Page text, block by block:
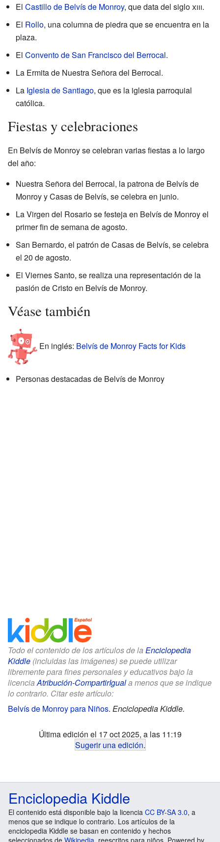
El Castillo de Belvís de Monroy, que data del sigloxiii.
El Rollo, una columna de piedra que se encuentra en la
plaza.
El Convento de San Francisco del Berrocal.
La Ermita de Nuestra Señora del Berrocal.
La Iglesia de Santiago, que es la iglesia parroquial
católica.
Fiestas y celebraciones
En Belvís de Monroy se celebran varias fiestas a lo largo
del año:
Nuestra Señora del Berrocal, la patrona de Belvís de
Monroy y Casas de Belvís, se celebra en junio.
La Virgen del Rosario se festeja en Belvís de Monroy el
primer fin de semana de agosto.
San Bernardo, el patrón de Casas de Belvís, se celebra
el 20 de agosto.
El Viernes Santo, se realiza una representación de la
pasión de Cristo en Belvís de Monroy.
Véase también
En inglés: Belvís de Monroy Facts for Kids
Personas destacadas de Belvís de Monroy
Todo el contenido de los artículos de la Enciclopedia
Kiddle (incluidas las imágenes) se puede utilizar
libremente para fines personales y educativos bajo la
licenciaAtribución-CompartirIguala menos que se indique
lo contrario. Citar este artículo:
Belvís de Monroy para Niños. Enciclopedia Kiddle.
Última edición el 17 oct 2025, a las 11:19
Sugerir una edición.
Enciclopedia Kiddle
El contenido está disponible bajo la licencia CC BY-SA 3.0, a
menos que se indique lo contrario. Los artículos de la
enciclopedia Kiddle se basan en contenido y hechos
seleccionados de Wikipedia , reescritos para niños. Powered by